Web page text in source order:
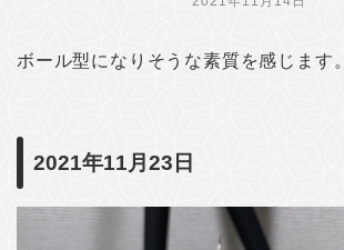
ボール型になりそうな素質を感じます。
2021年11月23日